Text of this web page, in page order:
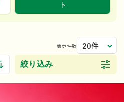
ト
表示件数 20件
絞り込み